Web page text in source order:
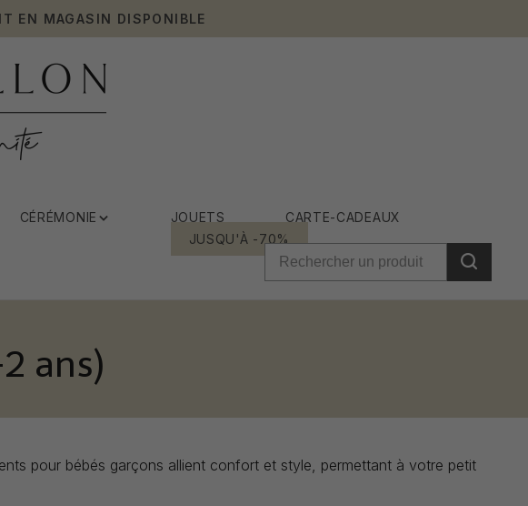
EN MAGASIN DISPONIBLE
CÉRÉMONIE JOUETS
CARTE-CADEAUX
JUSQU'À -70%
ans)
pour bébés garçons allient confort et style, permettant à votre petit